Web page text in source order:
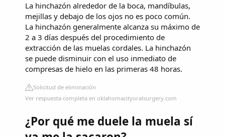
La hinchazón alrededor de la boca, mandíbulas,
mejillas y debajo de los ojos no es poco común.
La hinchazón generalmente alcanza su máximo de
2 a 3 días después del procedimiento de
extracción de las muelas cordales. La hinchazón
se puede disminuir con el uso inmediato de
compresas de hielo en las primeras 48 horas.
Solicitud de eliminación
Ver respuesta completa en oklahomacityoralsurgery.com
¿Por qué me duele la muela sí